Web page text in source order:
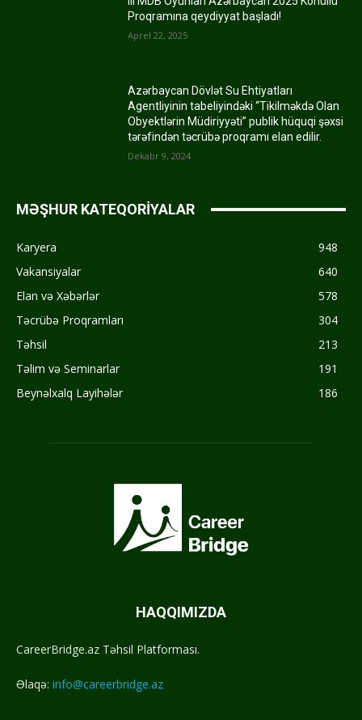
Proqramına qeydiyyat başladı!
Aprel 22, 2025
Azərbaycan Dövlət Su Ehtiyatları
Agentliyinin tabeliyindəki “Tikilməkdə Olan
Obyektlərin Müdiriyyəti” publik hüquqi şəxsi
tərəfindən təcrübə proqramı elan edilir.
Dekabr 9, 2024
MƏŞHUR KATEQORİYALAR
Karyera
948
Vakansiyalar
640
Elan və Xəbərlər
578
Təcrübə Proqramları
304
Təhsil
213
Təlim və Seminarlar
191
Beynəlxalq Layihələr
186
HAQQIMIZDA
CareerBridge.az Təhsil Platforması.
Əlaqə: info@careerbridge.az